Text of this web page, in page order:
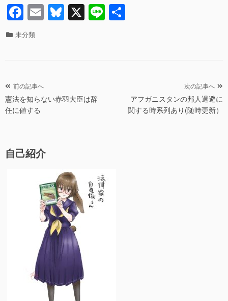
F
a
c
b
o
o
E Bl X Li
カ 未分類
投
稿
ナ
ー
前の記事へ
憲法を知らない赤羽大臣は辞
任に値する
次の記事へ
アフガニスタンの邦人退避に
関する時系列あり(随時更新）
自己紹介